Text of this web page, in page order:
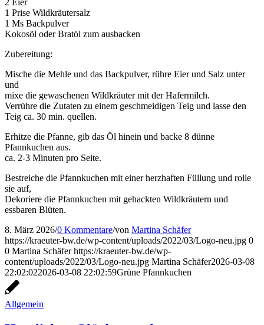
2 Eier
1 Prise Wildkräutersalz
1 Ms Backpulver
Kokosöl oder Bratöl zum ausbacken
Zubereitung:
Mische die Mehle und das Backpulver, rühre Eier und Salz unter
und
mixe die gewaschenen Wildkräuter mit der Hafermilch.
Verrühre die Zutaten zu einem geschmeidigen Teig und lasse den
Teig ca. 30 min. quellen.
Erhitze die Pfanne, gib das Öl hinein und backe 8 dünne
Pfannkuchen aus.
ca. 2-3 Minuten pro Seite.
Bestreiche die Pfannkuchen mit einer herzhaften Füllung und rolle
sie auf,
Dekoriere die Pfannkuchen mit gehackten Wildkräutern und
essbaren Blüten.
8. März 2026/0 Kommentare/von Martina Schäfer
https://kraeuter-bw.de/wp-content/uploads/2022/03/Logo-neu.jpg 0
0 Martina Schäfer https://kraeuter-bw.de/wp-
content/uploads/2022/03/Logo-neu.jpg Martina Schäfer2026-03-08
22:02:022026-03-08 22:02:59Grüne Pfannkuchen
Allgemein